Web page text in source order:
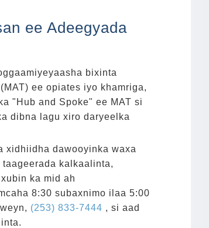
ee Adeegyada
bixinta
ee opiates iyo khamriga,
"Hub and Spoke" ee MAT si
dibna lagu xiro daryeelka
xidhiidha dawooyinka waxa
kalkaalinta,
ka mid ah
8:30 subaxnimo ilaa 5:00
(253) 833-7444 , si aad